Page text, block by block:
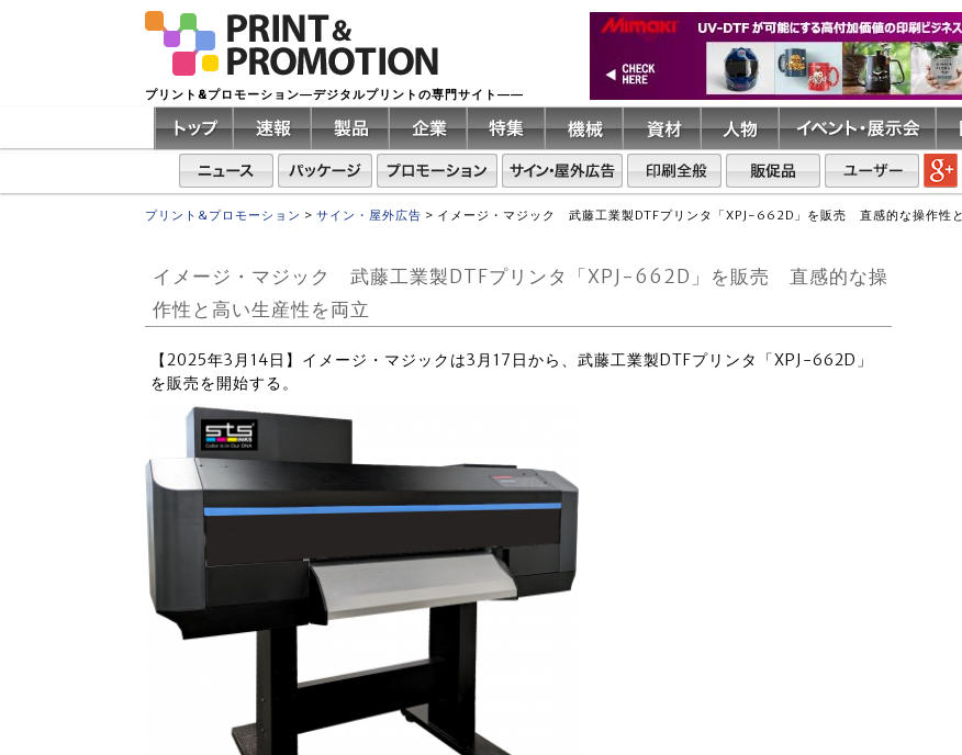
プリント&プロモーション―デジタルプリントの専門サイト――
プリント&プロモーション > サイン・屋外広告 > イメージ・マジック 武藤工業製DTFプリンタ「XPJ-662D」を販売 直感的な操作性
イメージ・マジック 武藤工業製DTFプリンタ「XPJ-662D」を販売 直感的な操
作性と高い生産性を両立
【2025年3月14日】イメージ・マジックは3月17日から、武藤工業製DTFプリンタ「XPJ-662D」
を販売を開始する。